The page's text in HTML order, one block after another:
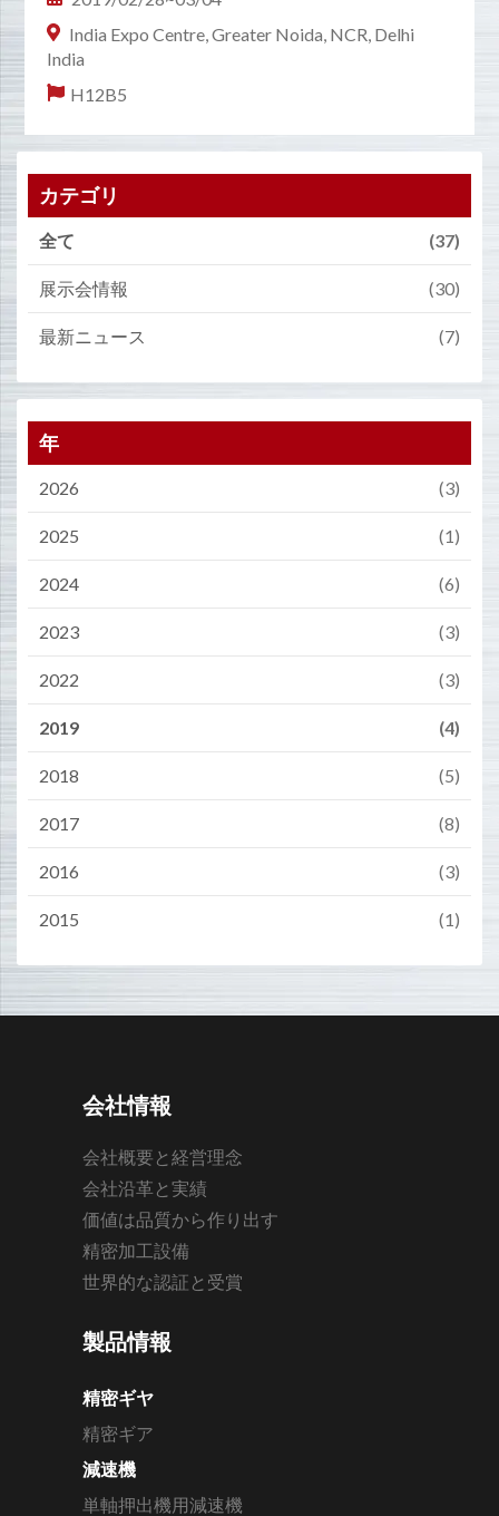
India Expo Centre, Greater Noida, NCR, Delhi
India
H12B5
カテゴリ
全て (37)
展示会情報 (30)
最新ニュース (7)
年
2026 (3)
2025 (1)
2024 (6)
2023 (3)
2022 (3)
2019 (4)
2018 (5)
2017 (8)
2016 (3)
2015 (1)
会社情報
会社概要と経営理念
会社沿革と実績
価値は品質から作り出す
精密加工設備
世界的な認証と受賞
製品情報
精密ギヤ
精密ギア
減速機
単軸押出機用減速機